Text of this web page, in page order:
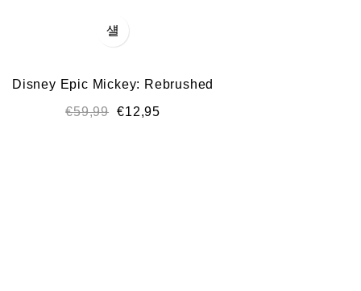
Disney Epic Mickey: Rebrushed
€59,99 €12,95